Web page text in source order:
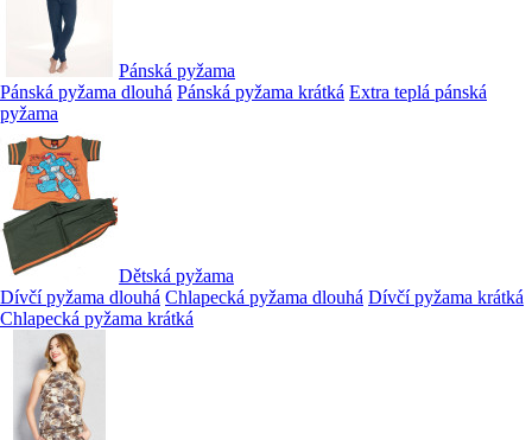
Pánská pyžama
Pánská pyžama dlouhá Pánská pyžama krátká Extra teplá pánská
pyžama
Dětská pyžama
Dívčí pyžama dlouhá Chlapecká pyžama dlouhá Dívčí pyžama krátká
Chlapecká pyžama krátká